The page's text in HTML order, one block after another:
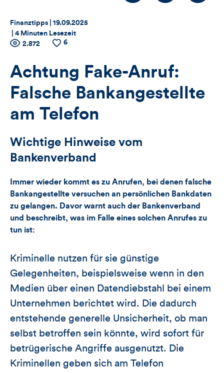
Thema:
Finanztipps | Datum:
19.09.2025
4 Minuten Lesezeit
Zähler
für
Views,
Likes
und
Kommentare
dieses
Artikels
Anzahl
Views
2.872
Anzahl
6
Achtung Fake-Anruf:
Falsche Bankangestellte
am Telefon
Wichtige Hinweise vom
Bankenverband
Immer wieder kommt es zu Anrufen, bei denen falsche
Bankangestellte versuchen an persönlichen Bankdaten
zu gelangen. Davor warnt auch der Bankenverband
und beschreibt, was im Falle eines solchen Anrufes zu
tun ist:
Kriminelle nutzen für sie günstige
Gelegenheiten, beispielsweise wenn in den
Medien über einen Datendiebstahl bei einem
Unternehmen berichtet wird. Die dadurch
entstehende generelle Unsicherheit, ob man
selbst betroffen sein könnte, wird sofort für
betrügerische Angriffe ausgenutzt. Die
Kriminellen geben sich am Telefon